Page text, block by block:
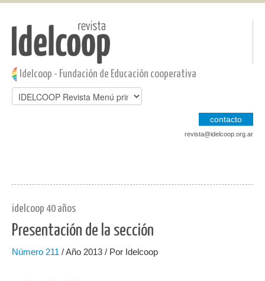
Pasar al contenido principal
Jump to main content
Idelcoop - Fundación de Educación cooperativa
contacto
revista@idelcoop.org.ar
idelcoop 40 años
Presentación de la sección
Número 211 / Año 2013 / Por Idelcoop